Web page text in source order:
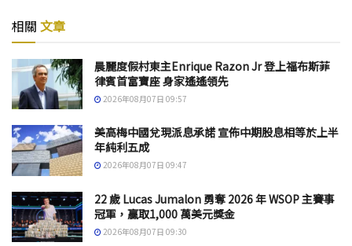
相關 文章
晨麗度假村東主Enrique Razon Jr 登上福布斯菲
律賓首富寶座 身家遙遙領先
2026年08月07日 09:57
美高梅中國兌現派息承諾 宣佈中期股息相等於上半
年純利五成
2026年08月07日 09:47
22 歲 Lucas Jumalon 勇奪 2026 年 WSOP 主賽事
冠軍，贏取1,000 萬美元獎金
2026年08月07日 09:30